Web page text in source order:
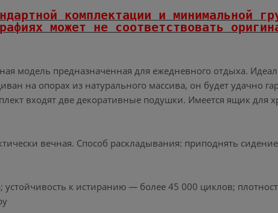
комплектации и минимальной
может не соответствовать
модель предназначенная для ежедневного отдыха.
на опорах из натурального массива, он будет удачно
входят две декоративные подушки. Имеется ящик для
вечная. Способ раскладывания: приподнять
к истиранию — более 45 000 циклов;